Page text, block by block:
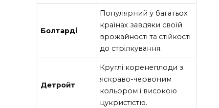
Болтарді
Популярний у багатьох
країнах завдяки своїй
врожайності та стійкості
до стрілкування.
Детройт
Круглі коренеплоди з
яскраво-червоним
кольором і високою
цукристістю.